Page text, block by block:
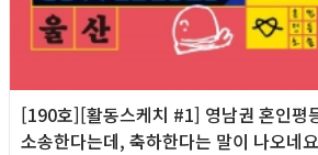
[190호][활동스케치 #1] 영남권 혼인평
소송한다는데, 축하한다는 말이 나오네요